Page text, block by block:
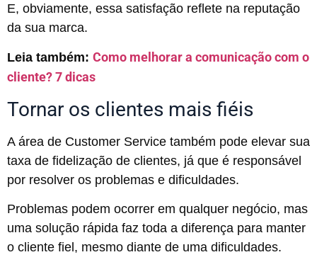
E, obviamente, essa satisfação reflete na reputação
da sua marca.
Leia também: Como melhorar a comunicação com o
cliente? 7 dicas
Tornar os clientes mais fiéis
A área de Customer Service também pode elevar sua
taxa de fidelização de clientes, já que é responsável
por resolver os problemas e dificuldades.
Problemas podem ocorrer em qualquer negócio, mas
uma solução rápida faz toda a diferença para manter
o cliente fiel, mesmo diante de uma dificuldades.